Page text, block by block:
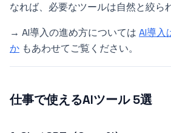
なれば、必要なツールは自然と絞ら
→ AI導入の進め方については AI導入
か もあわせてご覧ください。
仕事で使えるAIツール 5選